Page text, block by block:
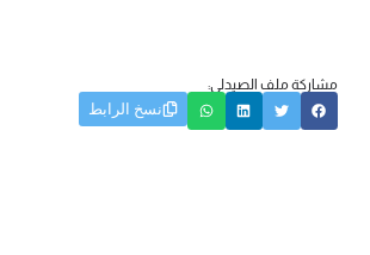
مشاركة ملف الصيدلي:
نسخ الرابط